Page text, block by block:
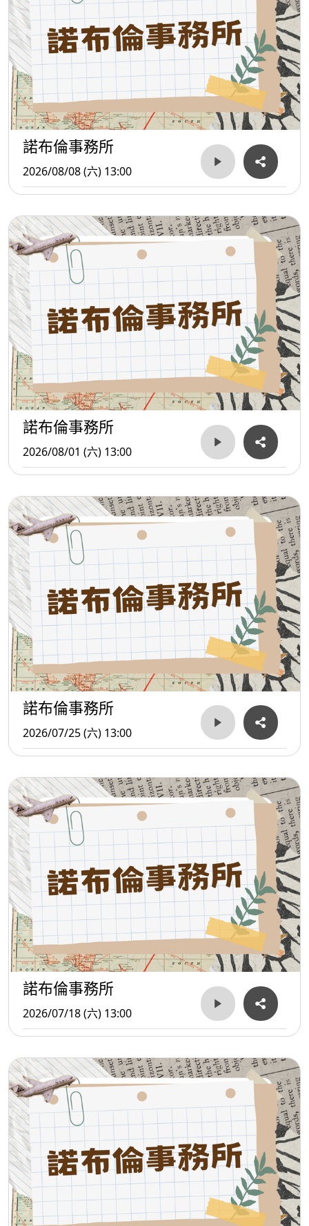
諾布倫事務所
2026/08/08 (六) 13:00
諾布倫事務所
2026/08/01 (六) 13:00
諾布倫事務所
2026/07/25 (六) 13:00
諾布倫事務所
2026/07/18 (六) 13:00